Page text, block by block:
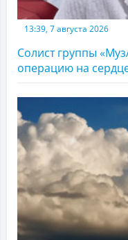
13:39, 7 августа 2026
Солист группы
операцию на